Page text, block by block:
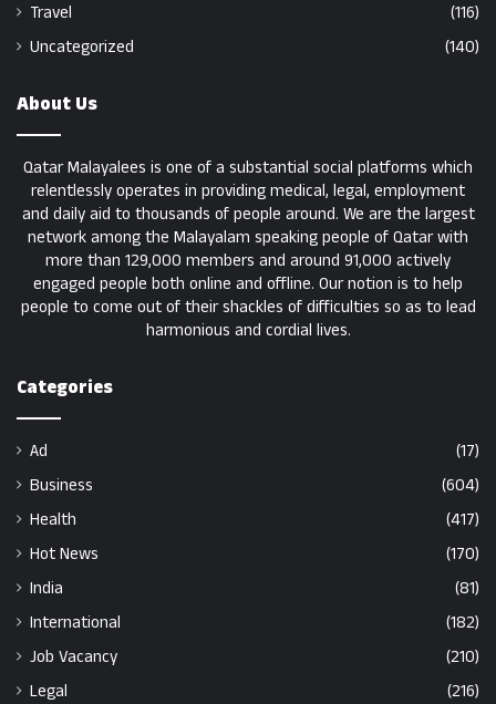
Travel
(116)
Uncategorized
(140)
About Us
Qatar Malayalees is one of a substantial social platforms which
relentlessly operates in providing medical, legal, employment
and daily aid to thousands of people around. We are the largest
network among the Malayalam speaking people of Qatar with
more than 129,000 members and around 91,000 actively
engaged people both online and offline. Our notion is to help
people to come out of their shackles of difficulties so as to lead
harmonious and cordial lives.
Categories
Ad
(17)
Business
(604)
Health
(417)
Hot News
(170)
India
(81)
International
(182)
Job Vacancy
(210)
Legal
(216)